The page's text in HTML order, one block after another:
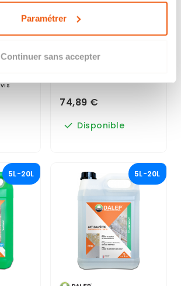
Paramétrer
Continuer sans accepter
74,89 €
Disponible
5L-20L 5L-20L